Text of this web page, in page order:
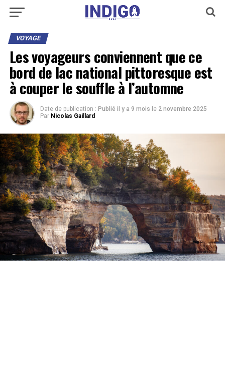
VOYAGE
Les voyageurs conviennent que ce
bord de lac national pittoresque est
à couper le souffle à l’automne
Date de publication : Publié il y a 9 mois le 2 novembre 2025
Par Nicolas Gaillard